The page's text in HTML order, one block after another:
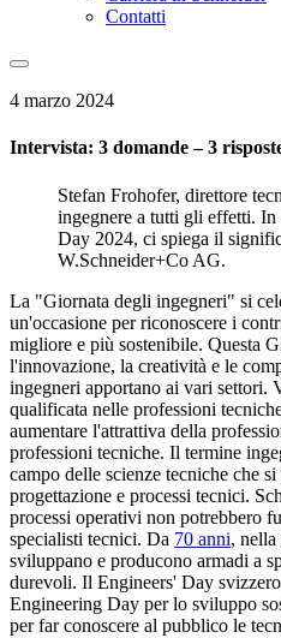
Contatti
4 marzo 2024
Intervista: 3 domande – 3
Stefan Frohofer, direttore
ingegnere a tutti gli effetti. In
Day 2024, ci spiega il
W.Schneider+Co AG.
La "Giornata degli ingegneri" si
un'occasione per riconoscere i
migliore e più sostenibile. Questa
l'innovazione, la creatività e le
ingegneri apportano ai vari settori.
qualificata nelle professioni
aumentare l'attrattiva della
professioni tecniche. Il termine
campo delle scienze tecniche che
progettazione e processi tecnici.
processi operativi non potrebbero
specialisti tecnici. Da 70 anni, nella
sviluppano e producono armadi a
durevoli. Il Engineers' Day
Engineering Day per lo sviluppo
per far conoscere al pubblico le